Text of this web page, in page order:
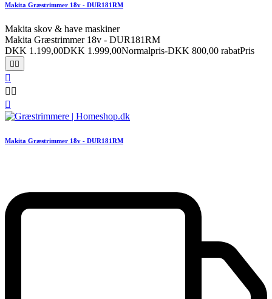
Makita Græstrimmer 18v - DUR181RM
Makita skov & have maskiner
Makita Græstrimmer 18v - DUR181RM
DKK 1.199,00DKK 1.999,00Normalpris-DKK 800,00 rabatPris


 

Makita Græstrimmer 18v - DUR181RM